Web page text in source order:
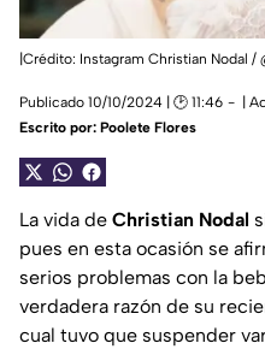
|Crédito: Instagram Christian Nodal /
Publicado 10/10/2024 | 🕑 11:46 |
Escrito por: Poolete Flores
La vida de Christian Nodal
pues en esta ocasión se
serios problemas con la
verdadera razón de su
cual tuvo que suspender